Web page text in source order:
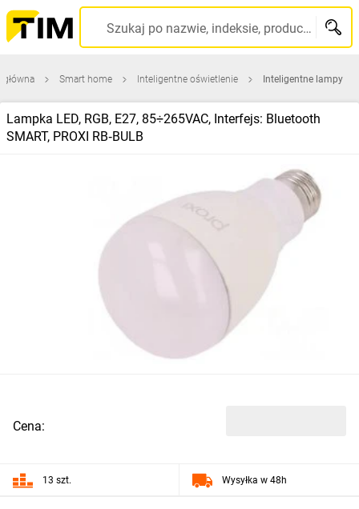
Szukaj po nazwie, indeksie, producencie, kodzie kreskowym...
główna Smart home Inteligentne oświetlenie Inteligentne lampy
Lampka LED, RGB, E27, 85÷265VAC, Interfejs: Bluetooth
SMART, PROXI RB‑BULB
Cena:
13 szt. Wysyłka w 48h